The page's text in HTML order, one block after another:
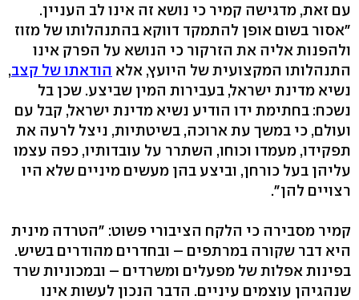
עם זאת, מדגישה קמיר כי נושא זה אינו לב העניין.
"אסור בשום אופן להתמקד דווקא בהתנהלותו של מזוז
ולהפנות אליה את הזרקור כי הנושא על הפרק אינו
התנהלותו המקצועית של היועץ, אלא הודאתו של קצב,
נשיא מדינת ישראל, בעבירות המין שביצע. שכן בל
נשכח: בחתימת ידו הודיע נשיא מדינת ישראל, קבל עם
ועולם, כי במשך עת ארוכה, בשיטתיות, ניצל לרעה את
תפקידו, מעמדו וכוחו, השתרר על עובדותיו, כפה עצמו
עליהן בעל כורחן, וביצע בהן מעשים מיניים שלא היו
רצויים להן".
קמיר מסבירה כי הלקח הציבורי פשוט: "הטרדה מינית
היא דבר שקורה במרתפים – ובחדרים מהודרים בשיש.
בפינות אפלות של מפעלים ומשרדים – ובמכוניות שרד
שנהגיהן עוצמים עיניים. הדבר הנכון לעשות אינו